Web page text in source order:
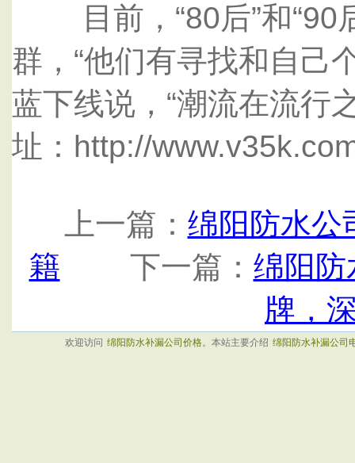
目前，“80后”和“90后
群，“他们有寻找和自己
蓝下线说，“潮流在流行
址：http://
上一篇： 绵阳防水公
籍 下一篇： 绵阳防
牌，
欢迎访问 绵阳防水补漏公司价格。本站主要介绍 绵阳防水补漏公司